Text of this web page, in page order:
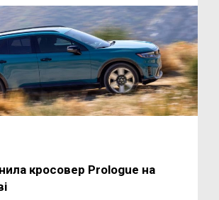
кросовер Prologue на